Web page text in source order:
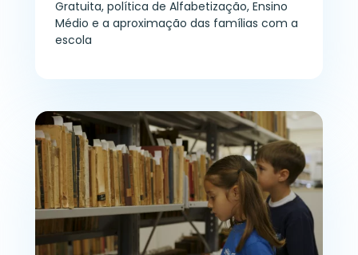
Gratuita, política de Alfabetização, Ensino
Médio e a aproximação das famílias com a
escola